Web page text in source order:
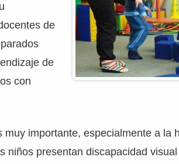
de
de
con
importante, especialmente a la
niños presentan discapacidad